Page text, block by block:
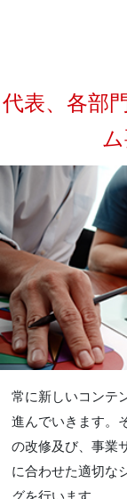
代表、各部
常に新しいコンテ
進んでいきます。
の改修及び、事業
に合わせた適切な